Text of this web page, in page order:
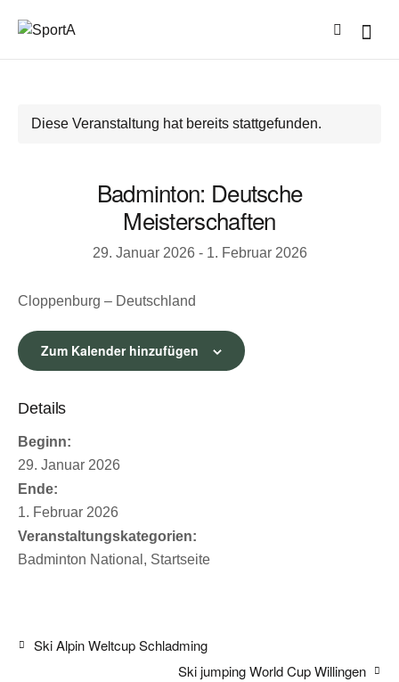
Diese Veranstaltung hat bereits stattgefunden.
Badminton: Deutsche
Meisterschaften
29. Januar 2026- 1. Februar 2026
Cloppenburg – Deutschland
Zum Kalender hinzufügen
Details
Beginn:
29. Januar 2026
Ende:
1. Februar 2026
Veranstaltungskategorien:
Badminton National , Startseite
Ski Alpin Weltcup Schladming
Ski jumping World Cup Willingen